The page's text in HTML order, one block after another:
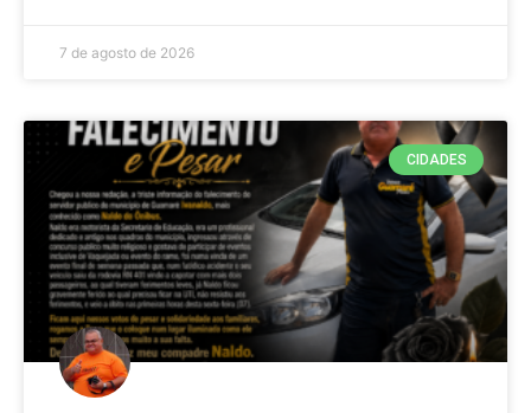
7 de agosto de 2026
CIDADES